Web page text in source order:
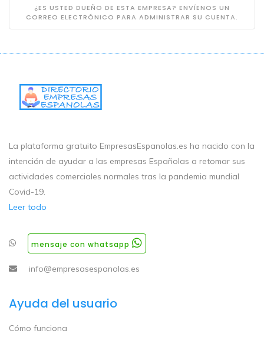
¿ES USTED DUEÑO DE ESTA EMPRESA? ENVÍENOS UN
CORREO ELECTRÓNICO PARA ADMINISTRAR SU CUENTA.
La plataforma gratuito EmpresasEspanolas.es ha nacido con la
intención de ayudar a las empresas Españolas a retomar sus
actividades comerciales normales tras la pandemia mundial
Covid-19.
Leer todo
mensaje con whatsapp
info@empresasespanolas.es
Ayuda del usuario
Cómo funciona